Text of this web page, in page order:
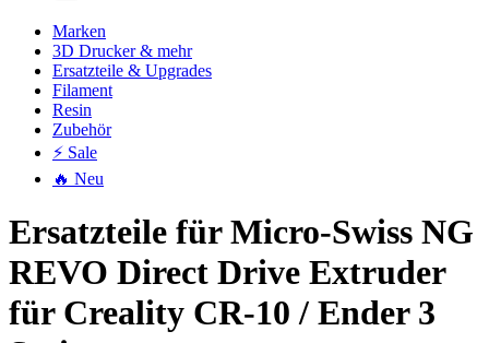
Marken
3D Drucker & mehr
Ersatzteile & Upgrades
Filament
Resin
Zubehör
⚡ Sale
🔥 Neu
Ersatzteile für Micro-Swiss NG
REVO Direct Drive Extruder
für Creality CR-10 / Ender 3